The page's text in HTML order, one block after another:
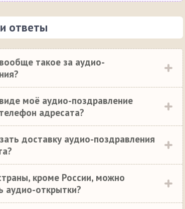
ответы
такое за аудио-
моё аудио-поздравление
адресата?
доставку аудио-поздравления
кроме России, можно
аудио-открытки?